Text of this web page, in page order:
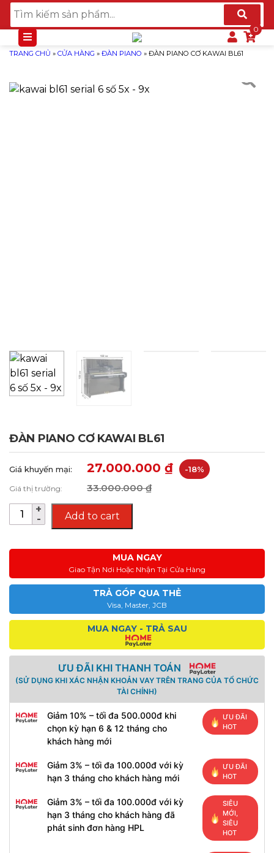
TRANG CHỦ » CỬA HÀNG » ĐÀN PIANO » ĐÀN PIANO CƠ KAWAI BL61
ĐÀN PIANO CƠ KAWAI BL61
Giá khuyến mại: 27.000.000 ₫ -18%
Giá thị trường: 33.000.000₫
Add to cart
MUA NGAY
Giao Tận Nơi Hoặc Nhận Tại Cửa Hàng
TRẢ GÓP QUA THẺ
Visa, Master, JCB
MUA NGAY - TRẢ SAU
ƯU ĐÃI KHI THANH TOÁN
(SỬ DỤNG KHI XÁC NHẬN KHOẢN VAY TRÊN TRANG CỦA TỔ CHỨC
TÀI CHÍNH)
Giảm 10% – tối đa 500.000đ khi
chọn kỳ hạn 6 & 12 tháng cho
khách hàng mới
ƯU ĐÃI
HOT
Giảm 3% – tối đa 100.000đ với kỳ
hạn 3 tháng cho khách hàng mới
ƯU ĐÃI
HOT
Giảm 3% – tối đa 100.000đ với kỳ
hạn 3 tháng cho khách hàng đã
phát sinh đơn hàng HPL
SIÊU
MỚI,
SIÊU
HOT